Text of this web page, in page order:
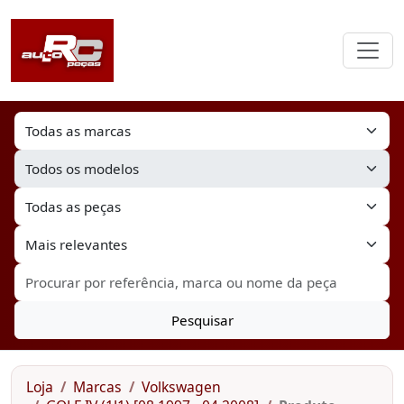
Pesquisar
Loja Marcas
Volkswagen